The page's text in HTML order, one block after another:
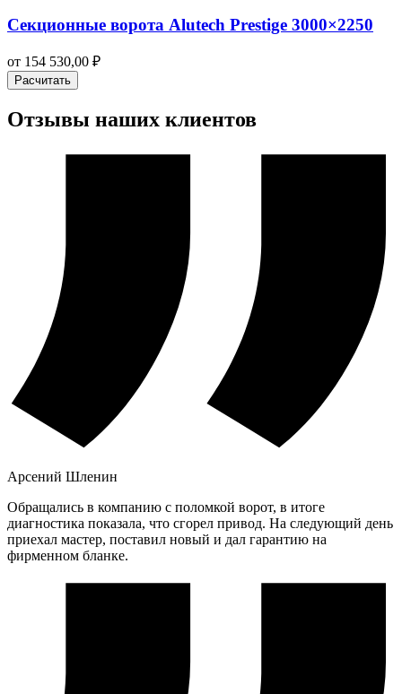
Секционные ворота Alutech Prestige 3000×2250
от 154 530,00 ₽
Расчитать
Отзывы наших клиентов
Арсений Шленин
Обращались в компанию с поломкой ворот, в итоге
диагностика показала, что сгорел привод. На следующий день
приехал мастер, поставил новый и дал гарантию на
фирменном бланке.